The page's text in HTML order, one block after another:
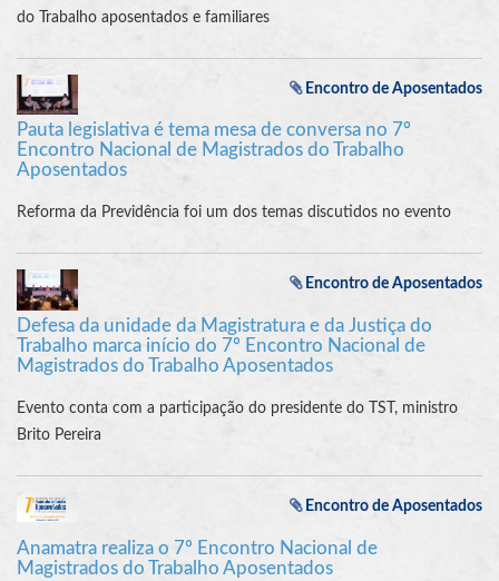
do Trabalho aposentados e familiares
Encontro de Aposentados
Pauta legislativa é tema mesa de conversa no 7º
Encontro Nacional de Magistrados do Trabalho
Aposentados
Reforma da Previdência foi um dos temas discutidos no evento
Encontro de Aposentados
Defesa da unidade da Magistratura e da Justiça do
Trabalho marca início do 7º Encontro Nacional de
Magistrados do Trabalho Aposentados
Evento conta com a participação do presidente do TST, ministro
Brito Pereira
Encontro de Aposentados
Anamatra realiza o 7º Encontro Nacional de
Magistrados do Trabalho Aposentados